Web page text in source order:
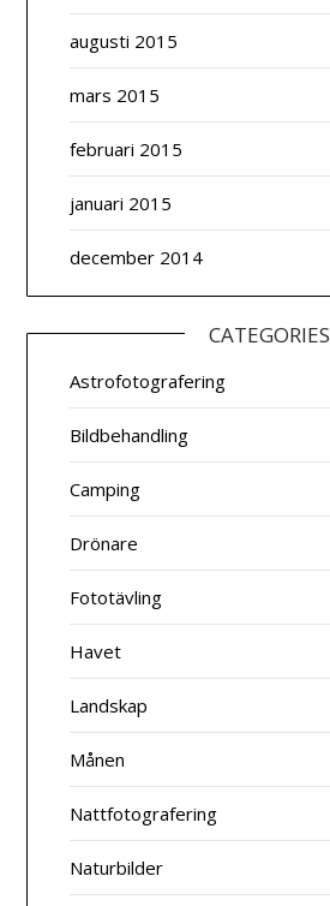
augusti 2015
mars 2015
februari 2015
januari 2015
december 2014
CATEGORIES
Astrofotografering
Bildbehandling
Camping
Drönare
Fototävling
Havet
Landskap
Månen
Nattfotografering
Naturbilder